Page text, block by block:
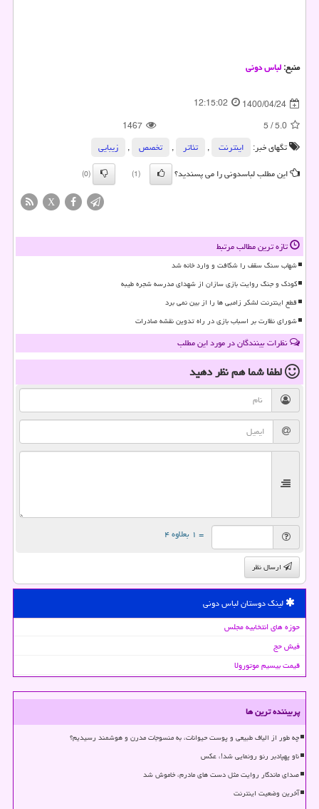
منبع:لباس دونی
1400/04/24
12:15:02
5.0
/
5
1467
تگهای خبر:
اینترنت , تئاتر , تخصص ,
زیبایی
این مطلب لباسدونی را می پسندید؟
(1)
(0)
X
تازه ترین مطالب مرتبط
شهاب سنگ سقف را شکافت و وارد خانه شد
کودک و جنگ روایت بازی سازان از شهدای مدرسه شجره طیبه
قطع اینترنت لشکر زامبی ها را از بین نمی برد
شورای نظارت بر اسباب بازی در راه تدوین نقشه صادرات
نظرات بینندگان در مورد این مطلب
لطفا شما همنظر دهید
= ۱ بعلاوه ۴
ارسال نظر
لینک دوستان لباس دونی
حوزه های انتخابیه مجلس
فیش حج
قیمت بیسیم موتورولا
پربیننده ترین ها
چه طور از الیاف طبیعی و پوست حیوانات، به منسوجات مدرن و هوشمند رسیدیم؟
ناو پهپادبر رنو رونمایی شد!، عکس
صدای ماندگار روایت مثل دست های مادرم، خاموش شد
آخرین وضعیت اینترنت